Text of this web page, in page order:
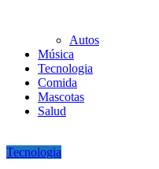
Autos
Música
Tecnologia
Comida
Mascotas
Salud
Tecnologia